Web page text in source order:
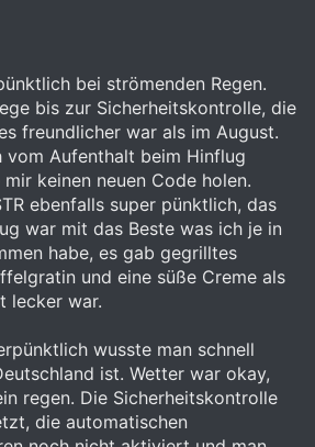
bei strömenden Regen.
bis zur Sicherheitskontrolle, die
freundlicher war als im August.
vom Aufenthalt beim Hinflug
keinen neuen Code holen.
ebenfalls super pünktlich, das
war mit das Beste was ich je in
habe, es gab gegrilltes
und eine süße Creme als
lecker war.
wusste man schnell
ist. Wetter war okay,
regen. Die Sicherheitskontrolle
die automatischen